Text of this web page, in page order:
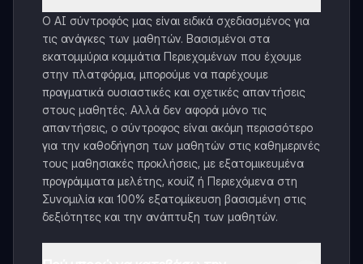
Ο AI σύντροφός μας είναι ειδικά σχεδιασμένος για
τις ανάγκες των μαθητών. Βασισμένοι στα
εκατομμύρια κομμάτια Περιεχομένων που έχουμε
στην πλατφόρμα, μπορούμε να παρέχουμε
πραγματικά ουσιαστικές και σχετικές απαντήσεις
στους μαθητές. Αλλά δεν αφορά μόνο τις
απαντήσεις, ο σύντροφος είναι ακόμη περισσότερο
για την καθοδήγηση των μαθητών στις καθημερινές
τους μαθησιακές προκλήσεις, με εξατομικευμένα
προγράμματα μελέτης, κουίζ ή Περιεχόμενα στη
Συνομιλία και 100% εξατομίκευση βασισμένη στις
δεξιότητες και την ανάπτυξη των μαθητών.